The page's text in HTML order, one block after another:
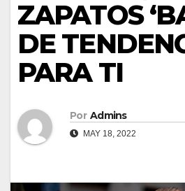
ZAPATOS
DE
PARA TI
Por Admins
MAY 18, 2022